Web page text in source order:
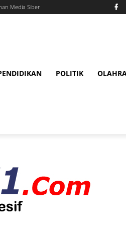
Media Siber
POLITIK